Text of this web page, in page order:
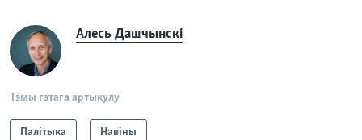
Алесь Дашчынскі
Тэмы гэтага артыкулу
Палітыка Навіны